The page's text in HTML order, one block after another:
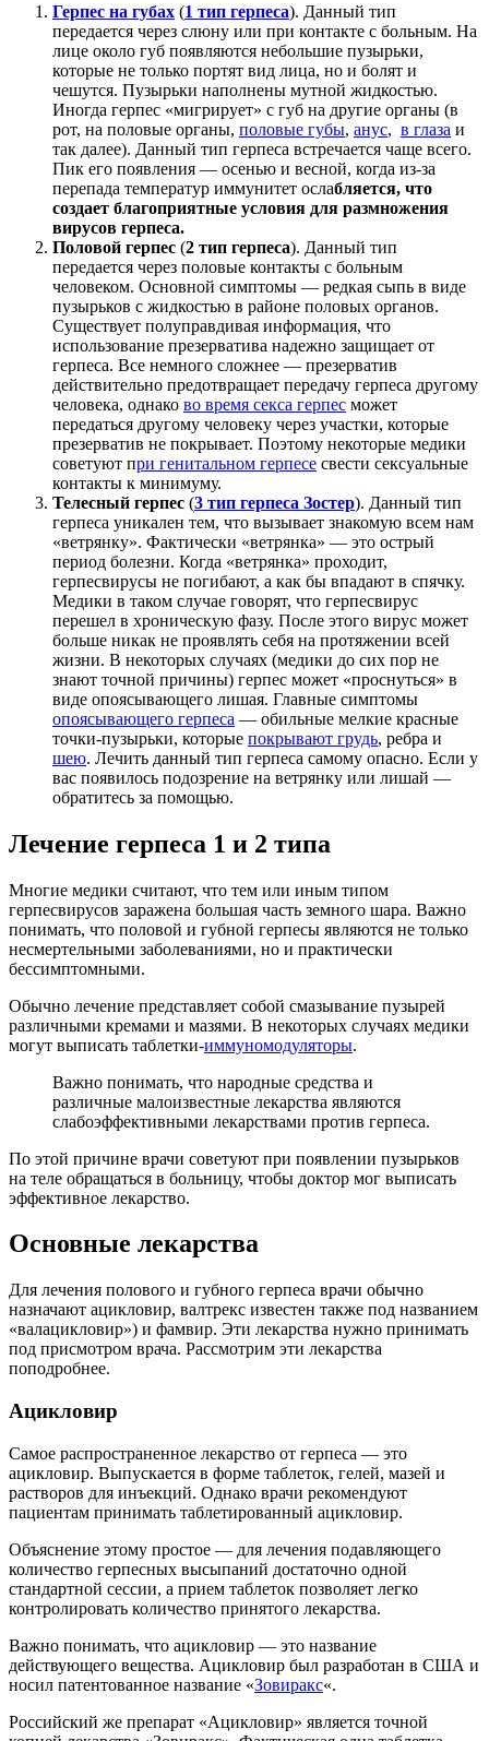
Герпес на губах (1 тип герпеса). Данный тип
передается через слюну или при контакте с больным. На
лице около губ появляются небольшие пузырьки,
которые не только портят вид лица, но и болят и
чешутся. Пузырьки наполнены мутной жидкостью.
Иногда герпес «мигрирует» с губ на другие органы (в
рот, на половые органы, половые губы, анус, в глаза и
так далее). Данный тип герпеса встречается чаще всего.
Пик его появления — осенью и весной, когда из-за
перепада температур иммунитет ослабляется, что
создает благоприятные условия для размножения
вирусов герпеса.
Половой герпес (2 тип герпеса). Данный тип
передается через половые контакты с больным
человеком. Основной симптомы — редкая сыпь в виде
пузырьков с жидкостью в районе половых органов.
Существует полуправдивая информация, что
использование презерватива надежно защищает от
герпеса. Все немного сложнее — презерватив
действительно предотвращает передачу герпеса другому
человека, однако во время секса герпес может
передаться другому человеку через участки, которые
презерватив не покрывает. Поэтому некоторые медики
советуют при генитальном герпесе свести сексуальные
контакты к минимуму.
Телесный герпес (3 тип герпеса Зостер). Данный тип
герпеса уникален тем, что вызывает знакомую всем нам
«ветрянку». Фактически «ветрянка» — это острый
период болезни. Когда «ветрянка» проходит,
герпесвирусы не погибают, а как бы впадают в спячку.
Медики в таком случае говорят, что герпесвирус
перешел в хроническую фазу. После этого вирус может
больше никак не проявлять себя на протяжении всей
жизни. В некоторых случаях (медики до сих пор не
знают точной причины) герпес может «проснуться» в
виде опоясывающего лишая. Главные симптомы
опоясывающего герпеса — обильные мелкие красные
точки-пузырьки, которые покрывают грудь, ребра и
шею. Лечить данный тип герпеса самому опасно. Если у
вас появилось подозрение на ветрянку или лишай —
обратитесь за помощью.
Лечение герпеса 1 и 2 типа
Многие медики считают, что тем или иным типом
герпесвирусов заражена большая часть земного шара. Важно
понимать, что половой и губной герпесы являются не только
несмертельными заболеваниями, но и практически
бессимптомными.
Обычно лечение представляет собой смазывание пузырей
различными кремами и мазями. В некоторых случаях медики
могут выписать таблетки-иммуномодуляторы.
Важно понимать, что народные средства и
различные малоизвестные лекарства являются
слабоэффективными лекарствами против герпеса.
По этой причине врачи советуют при появлении пузырьков
на теле обращаться в больницу, чтобы доктор мог выписать
эффективное лекарство.
Основные лекарства
Для лечения полового и губного герпеса врачи обычно
назначают ацикловир, валтрекс известен также под названием
«валацикловир») и фамвир. Эти лекарства нужно принимать
под присмотром врача. Рассмотрим эти лекарства
поподробнее.
Ацикловир
Самое распространенное лекарство от герпеса — это
ацикловир. Выпускается в форме таблеток, гелей, мазей и
растворов для инъекций. Однако врачи рекомендуют
пациентам принимать таблетированный ацикловир.
Объяснение этому простое — для лечения подавляющего
количество герпесных высыпаний достаточно одной
стандартной сессии, а прием таблеток позволяет легко
контролировать количество принятого лекарства.
Важно понимать, что ацикловир — это название
действующего вещества. Ацикловир был разработан в США и
носил патентованное название «Зовиракс«.
Российский же препарат «Ацикловир» является точной